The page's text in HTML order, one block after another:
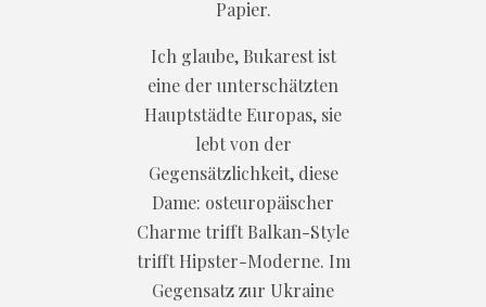
Papier.
Ich glaube, Bukarest ist
eine der unterschätzten
Hauptstädte Europas, sie
lebt von der
Gegensätzlichkeit, diese
Dame: osteuropäischer
Charme trifft Balkan-Style
trifft Hipster-Moderne. Im
Gegensatz zur Ukraine